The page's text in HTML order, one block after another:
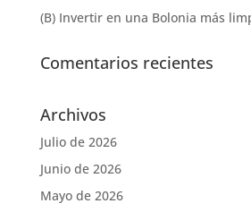
(B) Invertir en una Bolonia más
Comentarios recientes
Archivos
Julio de 2026
Junio de 2026
Mayo de 2026